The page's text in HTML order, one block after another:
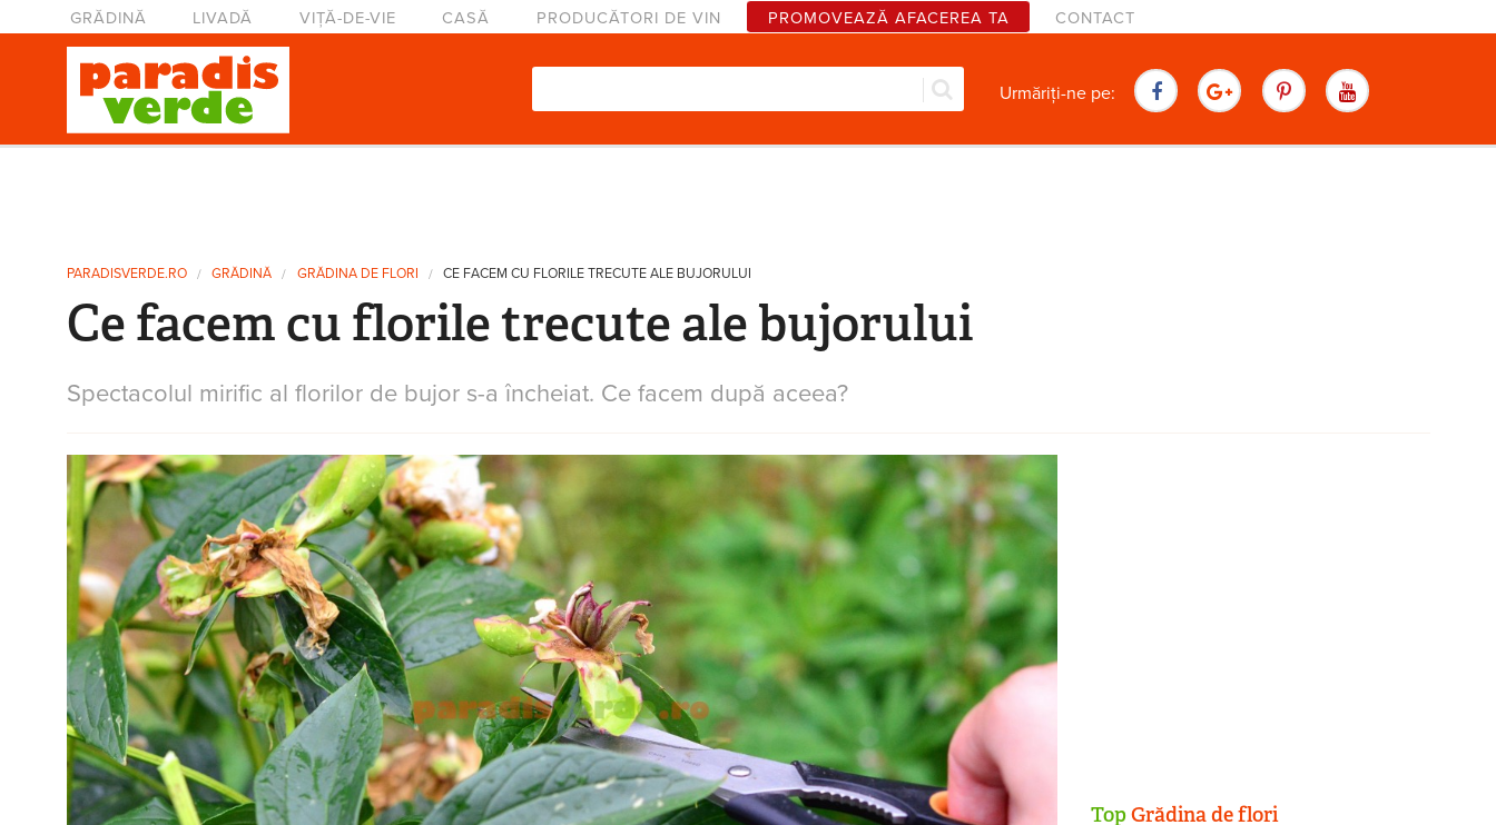
Mergi la conţinutul principal
Meniu principal
GRĂDINĂ LIVADĂ VIȚĂ-DE-VIE CASĂ PRODUCĂTORI DE VIN PROMOVEAZĂ AFACEREA TA CONTACT
Formular de căutare Urmăriți-ne pe:
Eşti aici
PARADISVERDE.RO GRĂDINĂ GRĂDINA DE FLORI CE FACEM CU FLORILE TRECUTE ALE BUJORULUI
Ce facem cu florile trecute ale bujorului
Spectacolul mirific al florilor de bujor s-a încheiat. Ce facem după aceea?
TopGrădina de flori